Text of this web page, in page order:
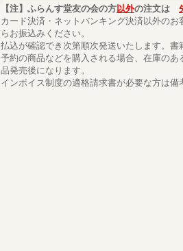
【注】ふらんす堂友の会の方以外の注文は
カード決済・ネットバンキング決済以外の
らお振込みください。
払込が確認でき次第順次発送いたします。書
予約の商品などを購入される場合、在庫の
品発売後になります。
インボイス制度の適格請求書が必要な方は備